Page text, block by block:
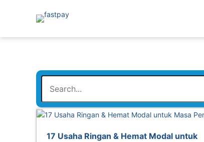
17 Usaha Ringan & Hemat Modal untuk